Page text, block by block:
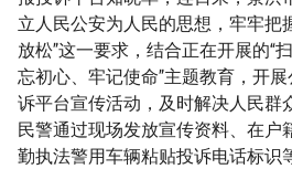
立人民公安为人民的思想，牢牢把
放松”这一要求，结合正在开展的“
忘初心、牢记使命”主题教育，开展
诉平台宣传活动，及时解决人民群
民警通过现场发放宣传资料、在户
勤执法警用车辆粘贴投诉电话标识